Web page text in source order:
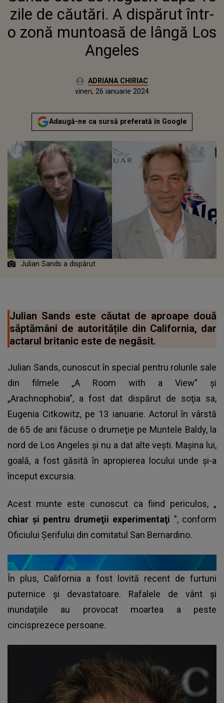
ANGELES
zile de căutări. A dispărut într-
o zonă muntoasă de lângă Los
Angeles
Autor:ADRIANA CHIRIAC
Actualizat:
vineri, 26 ianuarie 2024
Adaugă-ne ca sursă preferată în Google
Julian Sands a dispărut
Julian Sands este căutat de aproape două
săptămâni de autoritățile din California, dar
actarul britanic este de negăsit.
Julian Sands, cunoscut în special pentru rolurile sale
din filmele „A Room with a View” și
„Arachnophobia”, a fost dat dispărut de soţia sa,
Eugenia Citkowitz, pe 13 ianuarie. Actorul în vârstă
de 65 de ani făcuse o drumeţie pe Muntele Baldy, la
nord de Los Angeles şi nu a dat alte veşti. Maşina lui,
goală, a fost găsită în apropierea locului unde şi-a
început excursia.
Acest munte este cunoscut ca fiind periculos, „
chiar şi pentru drumeţii experimentaţi ”, conform
Oficiului Şerifului din comitatul San Bernardino.
În plus, California a fost lovită recent de furtuni
puternice şi devastatoare. Rafalele de vânt şi
inundaţiile au provocat moartea a peste
cincisprezece persoane.